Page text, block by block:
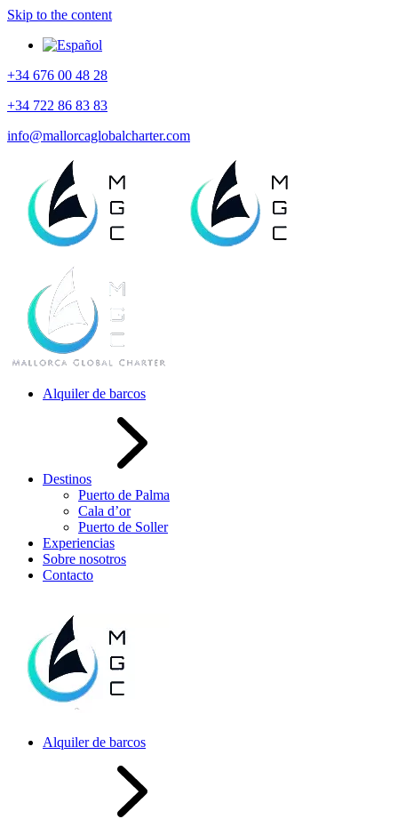
Skip to the content
+34 676 00 48 28
+34 722 86 83 83
info@mallorcaglobalcharter.com
Alquiler de barcos
Destinos
Puerto de Palma
Cala d’or
Puerto de Soller
Experiencias
Sobre nosotros
Contacto
Alquiler de barcos